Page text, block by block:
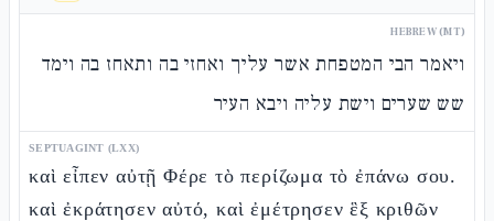
HEBREW (MT)
ויאמר הבי המטפחת אשר עליך ואחזי בה ותאחז בה וימד
שש שערים וישת עליה ויבא העיר
SEPTUAGINT (LXX)
καὶ εἶπεν αὐτῇ Φέρε τὸ περίζωμα τὸ ἐπάνω σου.
καὶ ἐκράτησεν αὐτό, καὶ ἐμέτρησεν ἓξ κριθῶν